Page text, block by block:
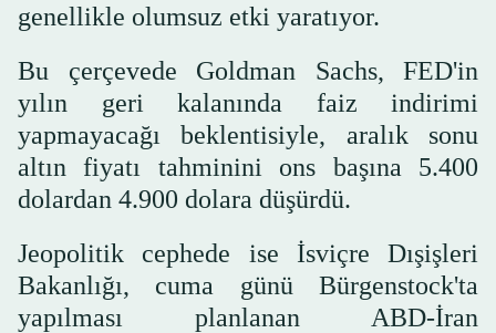
genellikle olumsuz etki yaratıyor.
Bu çerçevede Goldman Sachs, FED'in
yılın geri kalanında faiz indirimi
yapmayacağı beklentisiyle, aralık sonu
altın fiyatı tahminini ons başına 5.400
dolardan 4.900 dolara düşürdü.
Jeopolitik cephede ise İsviçre Dışişleri
Bakanlığı, cuma günü Bürgenstock'ta
yapılması planlanan ABD-İran